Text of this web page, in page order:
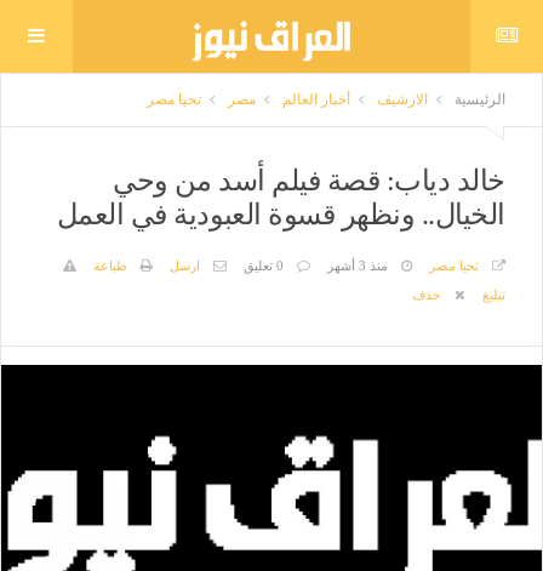
الرئيسية الارشيف أخبار العالم مصر تحيا مصر
خالد دياب: قصة فيلم أسد من وحي
الخيال.. ونظهر قسوة العبودية في العمل
تحيا مصر منذ 3 أشهر 0 تعليق ارسل
طباعة
تبليغ
حذف